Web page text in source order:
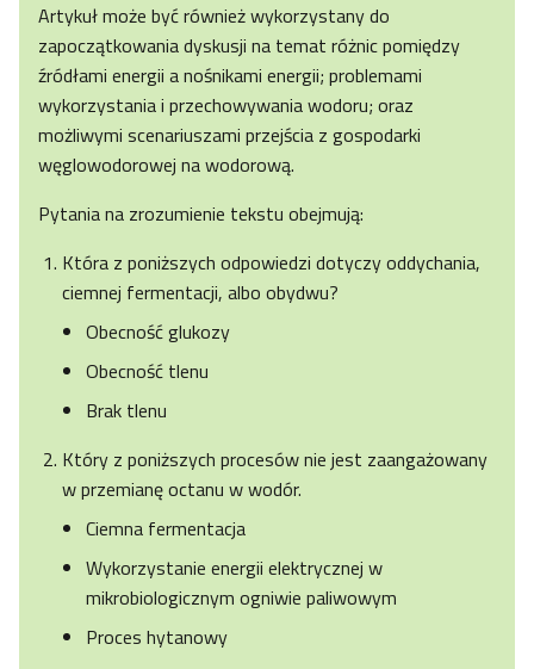
Artykuł może być również wykorzystany do
zapoczątkowania dyskusji na temat różnic pomiędzy
źródłami energii a nośnikami energii; problemami
wykorzystania i przechowywania wodoru; oraz
możliwymi scenariuszami przejścia z gospodarki
węglowodorowej na wodorową.
Pytania na zrozumienie tekstu obejmują:
Która z poniższych odpowiedzi dotyczy oddychania,
ciemnej fermentacji, albo obydwu?
Obecność glukozy
Obecność tlenu
Brak tlenu
Który z poniższych procesów nie jest zaangażowany
w przemianę octanu w wodór.
Ciemna fermentacja
Wykorzystanie energii elektrycznej w
mikrobiologicznym ogniwie paliwowym
Proces hytanowy